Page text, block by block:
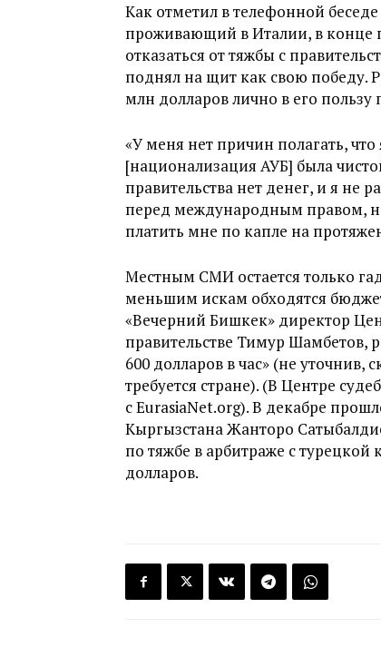
Как отметил в телефонной
проживающий в Италии, в конце
отказаться от тяжбы с
поднял на щит как свою победу.
млн долларов лично в его пользу
«У меня нет причин полагать,
[национализация АУБ] была
правительства нет денег, и я не
перед международным правом,
платить мне по капле на
Местным СМИ остается только
меньшим искам обходятся
«Вечерний Бишкек» директор
правительстве Тимур Шамбетов,
600 долларов в час» (не уточнив,
требуется стране). (В Центре
с EurasiaNet.org). В декабре
Кыргызстана Жанторо
по тяжбе в арбитраже с
долларов.